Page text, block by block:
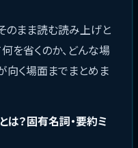
のまま読む読み上げと
を省くのか、どんな場
向く場面までまとめま
？固有名詞・要約ミ